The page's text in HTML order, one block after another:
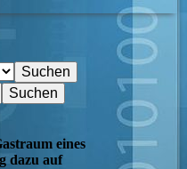
eines
dazu auf